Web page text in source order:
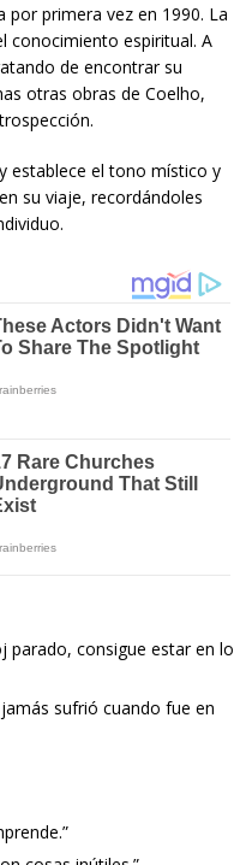
por primera vez en 1990. La
conocimiento espiritual. A
de encontrar su
otras obras de Coelho,
establece el tono místico y
su viaje, recordándoles
parado, consigue estar en lo
sufrió cuando fue en